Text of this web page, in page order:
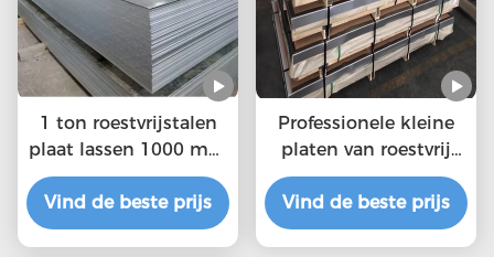
1 ton roestvrijstalen
plaat lassen 1000 mm
- 6000 mm 0,3 mm
Vind de beste prijs
Professionele kleine
platen van roestvrij
staal met dekking 2
mm dikke
roestvrijstalen plaat
Vind de beste prijs